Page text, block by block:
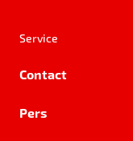
Service
Contact
Pers